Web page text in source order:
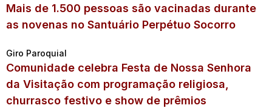
Mais de 1.500 pessoas são vacinadas durante
as novenas no Santuário Perpétuo Socorro
Giro Paroquial
Comunidade celebra Festa de Nossa Senhora
da Visitação com programação religiosa,
churrasco festivo e show de prêmios